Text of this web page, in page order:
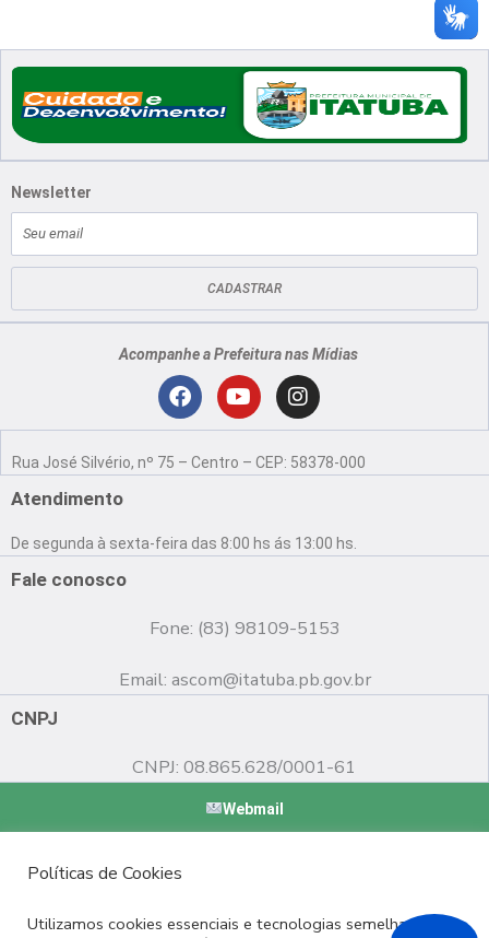
Newsletter
mail
CADASTRAR
Acompanhe a Prefeitura nas Mídias
F
c
o
o
Y
u
b
e
I
n
s
g
r
Rua José Silvério, nº 75 – Centro – CEP: 58378-000
Atendimento
De segunda à sexta-feira das 8:00 hs ás 13:00 hs.
Fale conosco
Fone: (83) 98109-5153
Email: ascom@itatuba.pb.gov.br
CNPJ
CNPJ: 08.865.628/0001-61
Webmail
Políticas de Cookies
Utilizamos cookies essenciais e tecnologias semelhantes de